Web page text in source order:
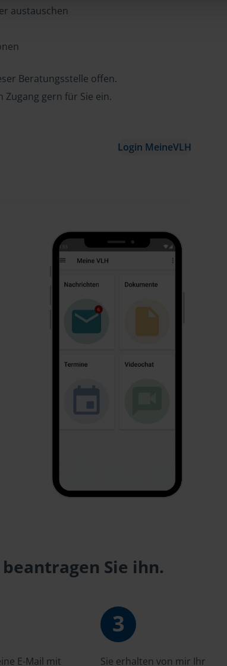
austauschen
Beratungsstelle offen.
gern für Sie ein.
Login MeineVLH
Sie ihn.
E-Mail mit
3
Sie erhalten von mir Ihr